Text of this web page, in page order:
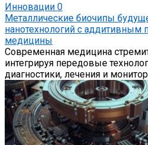
Инновации 0
Металлические биочипы
нанотехнологий с аддитивным
медицины
Современная медицина
интегрируя передовые
диагностики, лечения и